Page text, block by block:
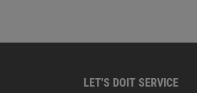
LET'S DOIT SERVICE